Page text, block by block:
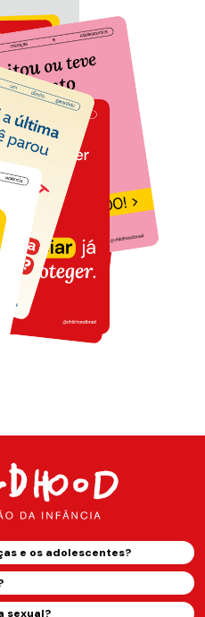
e os adolescentes?
sexual?